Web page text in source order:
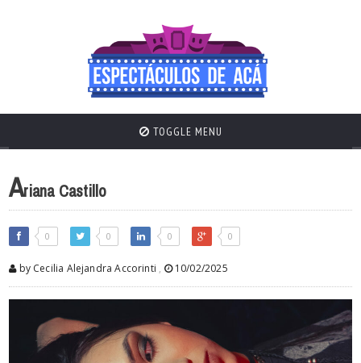
TOGGLE MENU
Ariana Castillo
0 0 0 0
by Cecilia Alejandra Accorinti , 10/02/2025